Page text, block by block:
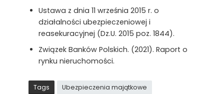
Ustawa z dnia 11 września 2015 r. o
działalności ubezpieczeniowej i
reasekuracyjnej (Dz.U. 2015 poz. 1844).
Związek Banków Polskich. (2021). Raport o
rynku nieruchomości.
Tags Ubezpieczenia majątkowe